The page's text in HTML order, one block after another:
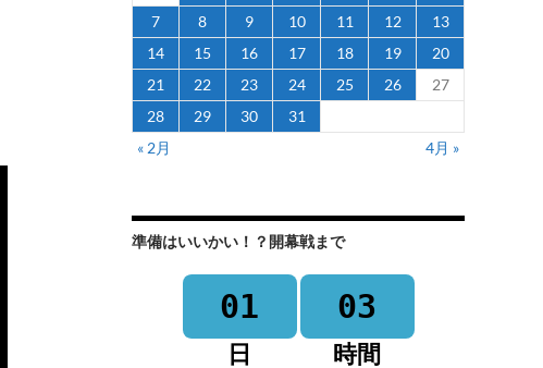
7
8 9 10 11 12
13
14
15 16 17 18 19
20
21
22 23 24 25 26
27
28
29 30
31
« 2月
4月 »
準備はいいかい！？開幕戦まで
01
日
03
時間